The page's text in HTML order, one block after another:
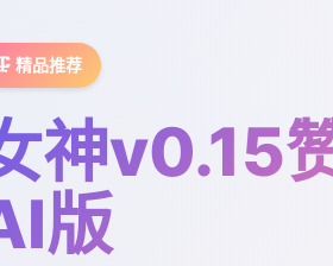
精品推荐
神v0.15
版